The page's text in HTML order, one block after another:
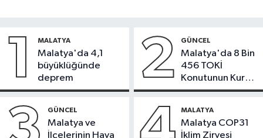
1 MALATYA
Malatya'da 4,1
büyüklüğünde
deprem
2 GÜNCEL
Malatya'da 8 Bin
456 TOKİ
Konutunun Kurası
Bugün Çekiliyor
GÜNCEL
Malatya ve
İlçelerinin Hava
MALATYA
Malatya COP31
İklim Zirvesi